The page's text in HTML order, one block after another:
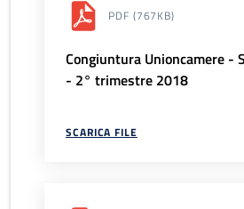
PDF (767KB)
Congiuntura Unioncamere -
- 2° trimestre 2018
SCARICA FILE